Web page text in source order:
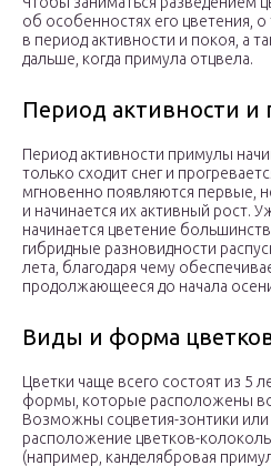
об особенностях его цветения,
в период активности и покоя, а
дальше, когда примула отцвела.
Период активности и
Период активности примулы
только сходит снег и
мгновенно появляются первые,
и начинается их активный рост.
начинается цветение
гибридные разновидности
лета, благодаря чему
продолжающееся до начала
Виды и форма
Цветки чаще всего состоят из 5
формы, которые расположены
Возможны соцветия-зонтики
расположение цветков-
(например, канделябровая